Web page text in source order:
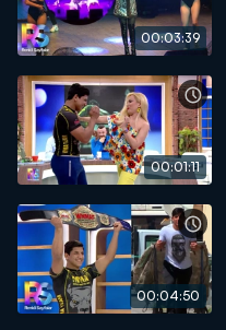
00:03:39
00:01:11
00:04:50